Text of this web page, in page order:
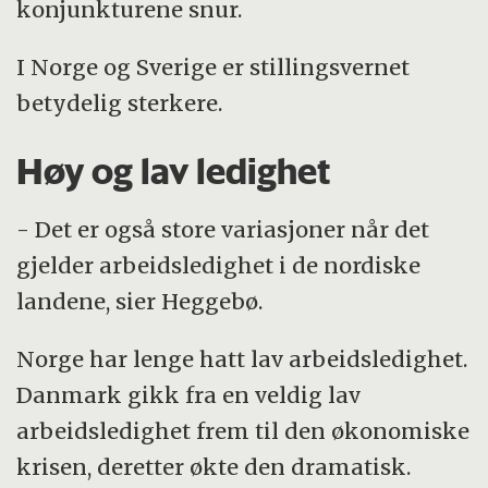
konjunkturene snur.
I Norge og Sverige er stillingsvernet
betydelig sterkere.
Høy og lav ledighet
- Det er også store variasjoner når det
gjelder arbeidsledighet i de nordiske
landene, sier Heggebø.
Norge har lenge hatt lav arbeidsledighet.
Danmark gikk fra en veldig lav
arbeidsledighet frem til den økonomiske
krisen, deretter økte den dramatisk.